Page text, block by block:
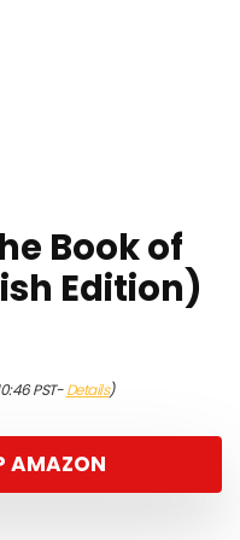
Book of
Edition)
PST-Details)
AMAZON